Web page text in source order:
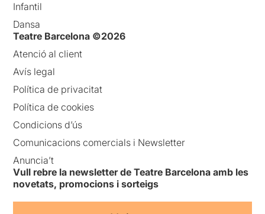
Infantil
Dansa
Teatre Barcelona ©2026
Atenció al client
Avís legal
Política de privacitat
Política de cookies
Condicions d’ús
Comunicacions comercials i Newsletter
Anuncia’t
Vull rebre la newsletter de Teatre Barcelona amb les
novetats, promocions i sorteigs